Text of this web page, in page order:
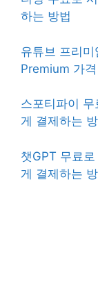
하는 방법
유튜브 프리
Premium 가
스포티파이
게 결제하는
챗GPT 무료
게 결제하는